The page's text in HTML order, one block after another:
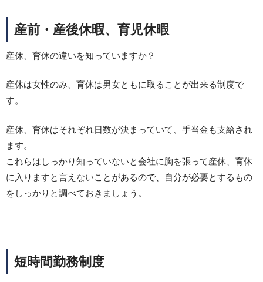
産前・産後休暇、育児休暇
産休、育休の違いを知っていますか？
産休は女性のみ、育休は男女ともに取ることが出来る制度で
す。
産休、育休はそれぞれ日数が決まっていて、手当金も支給され
ます。
これらはしっかり知っていないと会社に胸を張って産休、育休
に入りますと言えないことがあるので、自分が必要とするもの
をしっかりと調べておきましょう。
短時間勤務制度